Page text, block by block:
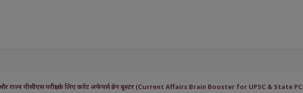
राज्य पीसीएस परीक्षा के लिए करेंट अफेयर्स ब्रेन बूस्टर (Current Affairs Brain Booster for UPSC & State